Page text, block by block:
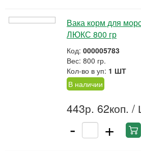
Вака корм для
ЛЮКС 800 гр
Код: 000005783
Вес: 800 гр.
Кол-во в уп: 1 ШТ
В наличии
443р. 62коп. /
- +